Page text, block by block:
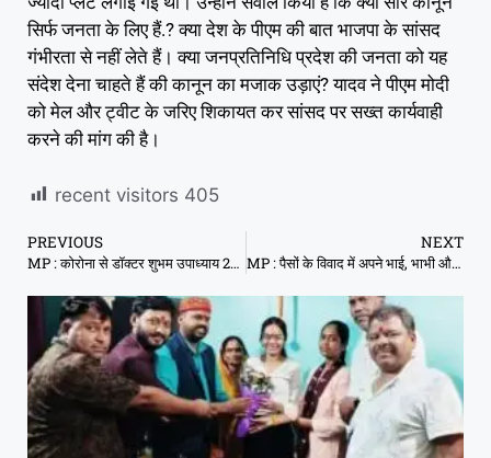
सिर्फ जनता के लिए हैं.? क्या देश के पीएम की बात भाजपा के सांसद
गंभीरता से नहीं लेते हैं। क्या जनप्रतिनिधि प्रदेश की जनता को यह
संदेश देना चाहते हैं की कानून का मजाक उड़ाएं? यादव ने पीएम मोदी
को मेल और ट्वीट के जरिए शिकायत कर सांसद पर सख्त कार्यवाही
करने की मांग की है।
recent visitors 405
PREVIOUS
MP : कोरोना से डॉक्टर शुभम उपाध्याय 26 साल के डॉक्टर की मौत
NEXT
MP : पैसों के विवाद में अपने भाई, भाभी और भतीजी को जिंदा जलाया, खुद भी फांसी लगाई